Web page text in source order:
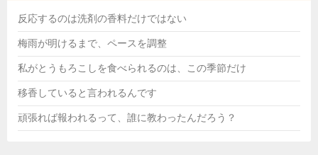
反応するのは洗剤の香料だけではない
梅雨が明けるまで、ペースを調整
私がとうもろこしを食べられるのは、この季節だけ
移香していると言われるんです
頑張れば報われるって、誰に教わったんだろう？